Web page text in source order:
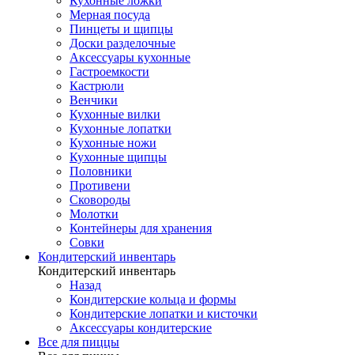
Мерная посуда
Пинцеты и щипцы
Доски разделочные
Аксессуары кухонные
Гастроемкости
Кастрюли
Венчики
Кухонные вилки
Кухонные лопатки
Кухонные ножи
Кухонные щипцы
Половники
Противени
Сковороды
Молотки
Контейнеры для хранения
Совки
Кондитерский инвентарь
Кондитерский инвентарь
Назад
Кондитерские кольца и формы
Кондитерские лопатки и кисточки
Аксессуары кондитерские
Все для пиццы